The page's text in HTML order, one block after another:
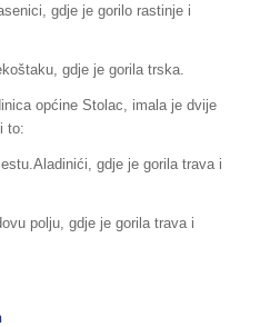
gdje je gorilo rastinje i
gdje je gorila trska.
općine Stolac, imala je dvije
to:
gdje je gorila trava i
polju, gdje je gorila trava i